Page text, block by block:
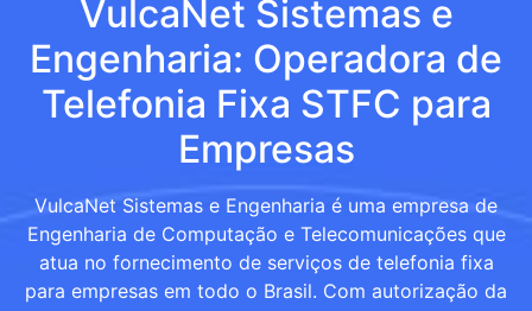
VulcaNet Sistemas e
Engenharia: Operadora de
Telefonia Fixa STFC para
Empresas
VulcaNet Sistemas e Engenharia é uma empresa de
Engenharia de Computação e Telecomunicações que
atua no fornecimento de serviços de telefonia fixa
para empresas em todo o Brasil. Com autorização da